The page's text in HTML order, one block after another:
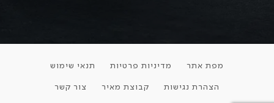
מפת אתר מדיניות פרטיות תנאי שימוש
הצהרת נגישות קבוצת מאיר צור קשר